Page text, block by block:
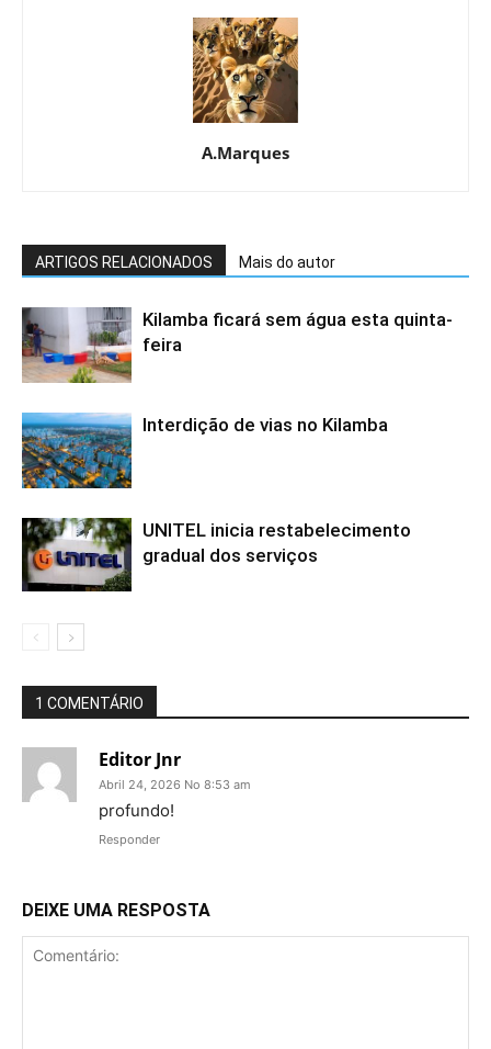
A.Marques
ARTIGOS RELACIONADOS Mais do autor
Kilamba ficará sem água esta quinta-
feira
Interdição de vias no Kilamba
UNITEL inicia restabelecimento
gradual dos serviços
1 COMENTÁRIO
Editor Jnr
Abril 24, 2026 No 8:53 am
profundo!
Responder
DEIXE UMA RESPOSTA